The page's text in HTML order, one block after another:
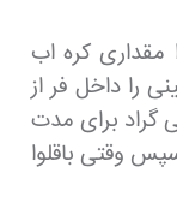
مقداری کره اب
را داخل فر از
درجه سانتی گراد برای مدت
وقتی باقلوا